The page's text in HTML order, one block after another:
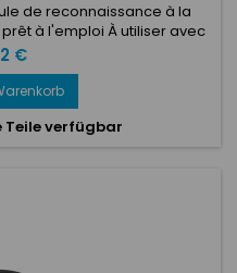
de reconnaissance à la
à l'emploi À utiliser avec
GP
€
Teile verfügbar